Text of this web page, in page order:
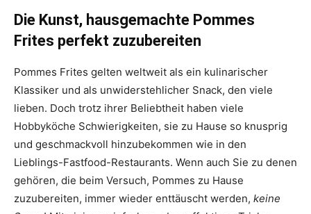
Die Kunst, hausgemachte Pommes
Frites perfekt zuzubereiten
Pommes Frites gelten weltweit als ein kulinarischer
Klassiker und als unwiderstehlicher Snack, den viele
lieben. Doch trotz ihrer Beliebtheit haben viele
Hobbyköche Schwierigkeiten, sie zu Hause so knusprig
und geschmackvoll hinzubekommen wie in den
Lieblings-Fastfood-Restaurants. Wenn auch Sie zu denen
gehören, die beim Versuch, Pommes zu Hause
zuzubereiten, immer wieder enttäuscht werden, keine